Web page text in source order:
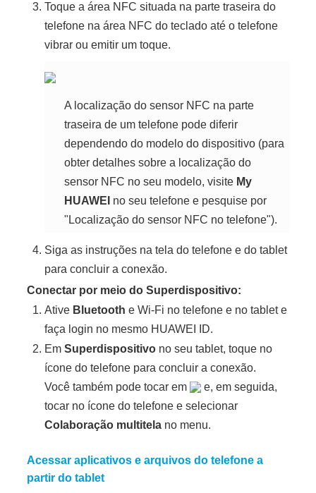
Toque a área NFC situada na parte traseira do
telefone na área NFC do teclado até o telefone
vibrar ou emitir um toque.
A localização do sensor NFC na parte
traseira de umtelefone pode diferir
dependendo do modelo do dispositivo (para
obter detalhes sobre a localização do
sensor NFC no seu modelo, visite My
HUAWEI no seutelefone e pesquise por
"Localização do sensor NFC notelefone").
Siga as instruções na tela do telefone e do tablet
para concluir a conexão.
Conectar por meio doSuperdispositivo:
Ative Bluetooth eWi-Fi no telefone e no tablet e
faça login no mesmo HUAWEI ID.
EmSuperdispositivo no seu tablet, toque no
ícone do telefone para concluir a conexão.
Você também pode tocar em
e, em seguida,
tocar no ícone do telefone e selecionar
Colaboração multitela no menu.
Acessar aplicativos e arquivos do telefone a
partir do tablet